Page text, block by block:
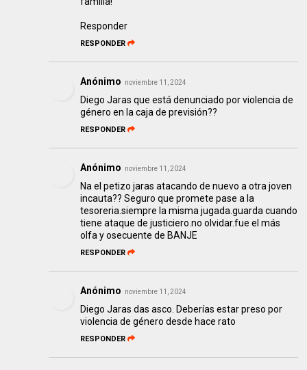
Responder
RESPONDER
Anónimo noviembre 11, 2024
Diego Jaras que está denunciado por violencia de
género en la caja de previsión??
RESPONDER
Anónimo noviembre 11, 2024
Na el petizo jaras atacando de nuevo a otra joven
incauta?? Seguro que promete pase a la
tesoreria.siempre la misma jugada.guarda cuando
tiene ataque de justiciero.no olvidar.fue el más
olfa y osecuente de BANJE
RESPONDER
Anónimo noviembre 11, 2024
Diego Jaras das asco. Deberías estar preso por
violencia de género desde hace rato
RESPONDER